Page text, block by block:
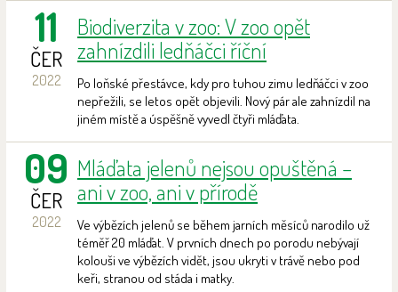
11
ČER
2022
Biodiverzita v zoo: V zoo opět
zahnízdili ledňáčci říční
Po loňské přestávce, kdy pro tuhou zimu ledňáčci v zoo
nepřežili, se letos opět objevili. Nový pár ale zahnízdil na
jiném místě a úspěšně vyvedl čtyři mláďata.
09
ČER
2022
Mláďata jelenů nejsou opuštěná –
ani v zoo, ani v přírodě
Ve výbězích jelenů se během jarních měsíců narodilo už
téměř 20 mláďat. V prvních dnech po porodu nebývají
kolouši ve výbězích vidět, jsou ukryti v trávě nebo pod
keři, stranou od stáda i matky.